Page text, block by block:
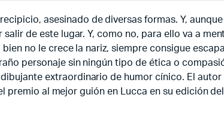
asesinado de diversas formas. Y, aunque
de este lugar. Y, como no, para ello va a
no le crece la nariz, siempre consigue
personaje sin ningún tipo de ética o
extraordinario de humor cínico. El
premio al mejor guión en Lucca en su edición